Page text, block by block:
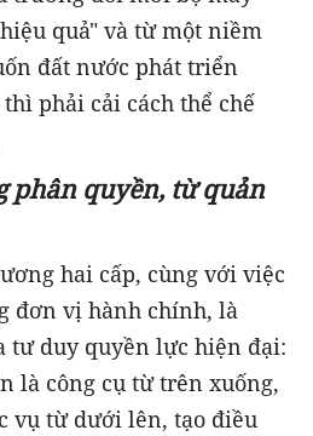
quả" và từ một niềm
đất nước phát triển
phải cải cách thể chế
phân quyền, từ quản
hai cấp, cùng với việc
đơn vị hành chính, là
tư duy quyền lực hiện đại:
là công cụ từ trên xuống,
vụ từ dưới lên, tạo điều